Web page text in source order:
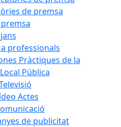
de premsa
professionals
Pràctiques de la
Pública
Actes
de publicitat